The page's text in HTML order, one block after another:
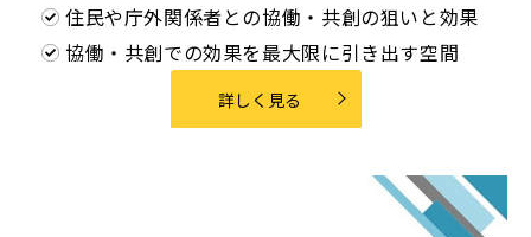
住民や庁外関係者との協働・共創の狙いと効果
協働・共創での効果を最大限に引き出す空間
詳しく見る